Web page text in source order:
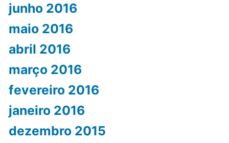
junho 2016
maio 2016
abril 2016
março 2016
fevereiro 2016
janeiro 2016
dezembro 2015